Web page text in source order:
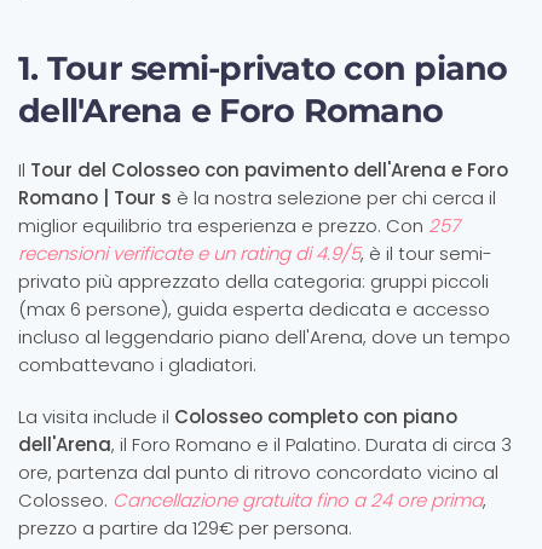
1. Tour semi-privato con piano
dell'Arena e Foro Romano
Il Tour del Colosseo con pavimento dell'Arena e Foro
Romano | Tour s è la nostra selezione per chi cerca il
miglior equilibrio tra esperienza e prezzo. Con 257
recensioni verificate e un rating di 4.9/5, è il tour semi-
privato più apprezzato della categoria: gruppi piccoli
(max 6 persone), guida esperta dedicata e accesso
incluso al leggendario piano dell'Arena, dove un tempo
combattevano i gladiatori.
La visita include il Colosseo completo con piano
dell'Arena, il Foro Romano e il Palatino. Durata di circa 3
ore, partenza dal punto di ritrovo concordato vicino al
Colosseo. Cancellazione gratuita fino a 24 ore prima,
prezzo a partire da 129€ per persona.